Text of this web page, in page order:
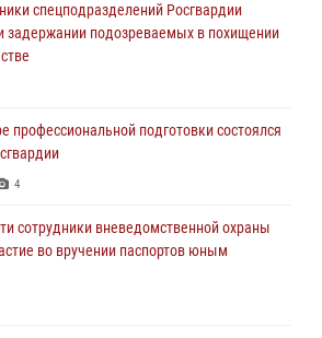
спецподразделений Росгвардии
задержании подозреваемых в похищении
профессиональной подготовки состоялся
4
сотрудники вневедомственной охраны
во вручении паспортов юным